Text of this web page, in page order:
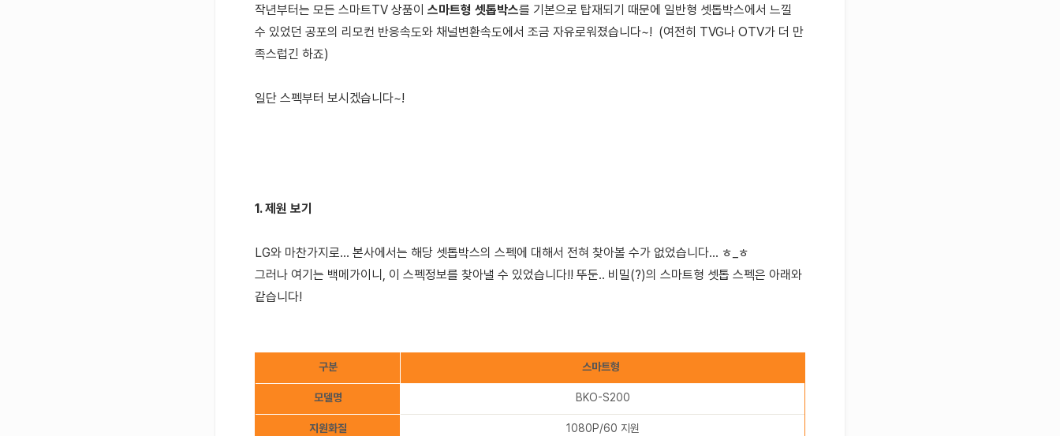
작년부터는 모든 스마트TV 상품이 스마트형 셋톱박스를 기본으로 탑재되기 때문에 일반형 셋톱박스에서 느낄
수 있었던 공포의 리모컨 반응속도와 채널변환속도에서 조금 자유로워졌습니다~! (여전히 TVG나 OTV가 더 만
족스럽긴 하죠)
일단 스펙부터 보시겠습니다~!
1. 제원 보기
LG와 마찬가지로... 본사에서는 해당 셋톱박스의 스펙에 대해서 전혀 찾아볼 수가 없었습니다... ㅎ_ㅎ
그러나 여기는 백메가이니, 이 스펙정보를 찾아낼 수 있었습니다!! 뚜둔.. 비밀(?)의 스마트형 셋톱 스펙은 아래와
같습니다!
구분 스마트형
모델명 BKO-S200
지원화질 1080P/60 지원